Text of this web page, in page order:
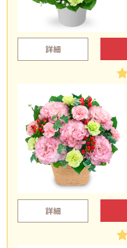
詳細
詳細